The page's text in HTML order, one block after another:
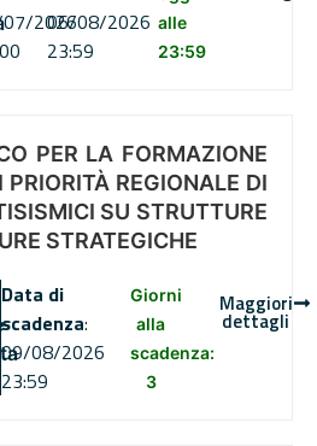
2026
06/08/2026
23:59
alle
23:59
PER LA FORMAZIONE
PRIORITÀ REGIONALE DI
SU STRUTTURE
STRATEGICHE
Data di
scadenza:
09/08/2026
23:59
Giorni
alla
scadenza:
3
Maggiori
dettagli